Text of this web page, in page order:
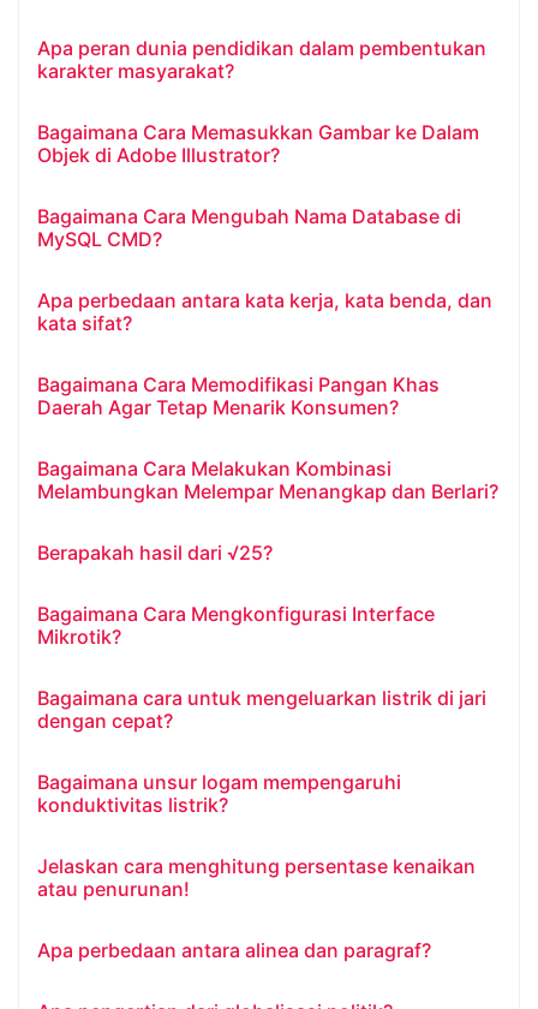
Apa peran dunia pendidikan dalam pembentukan
karakter masyarakat?
Bagaimana Cara Memasukkan Gambar ke Dalam
Objek di Adobe Illustrator?
Bagaimana Cara Mengubah Nama Database di
MySQL CMD?
Apa perbedaan antara kata kerja, kata benda, dan
kata sifat?
Bagaimana Cara Memodifikasi Pangan Khas
Daerah Agar Tetap Menarik Konsumen?
Bagaimana Cara Melakukan Kombinasi
Melambungkan Melempar Menangkap dan Berlari?
Berapakah hasil dari √25?
Bagaimana Cara Mengkonfigurasi Interface
Mikrotik?
Bagaimana cara untuk mengeluarkan listrik di jari
dengan cepat?
Bagaimana unsur logam mempengaruhi
konduktivitas listrik?
Jelaskan cara menghitung persentase kenaikan
atau penurunan!
Apa perbedaan antara alinea dan paragraf?